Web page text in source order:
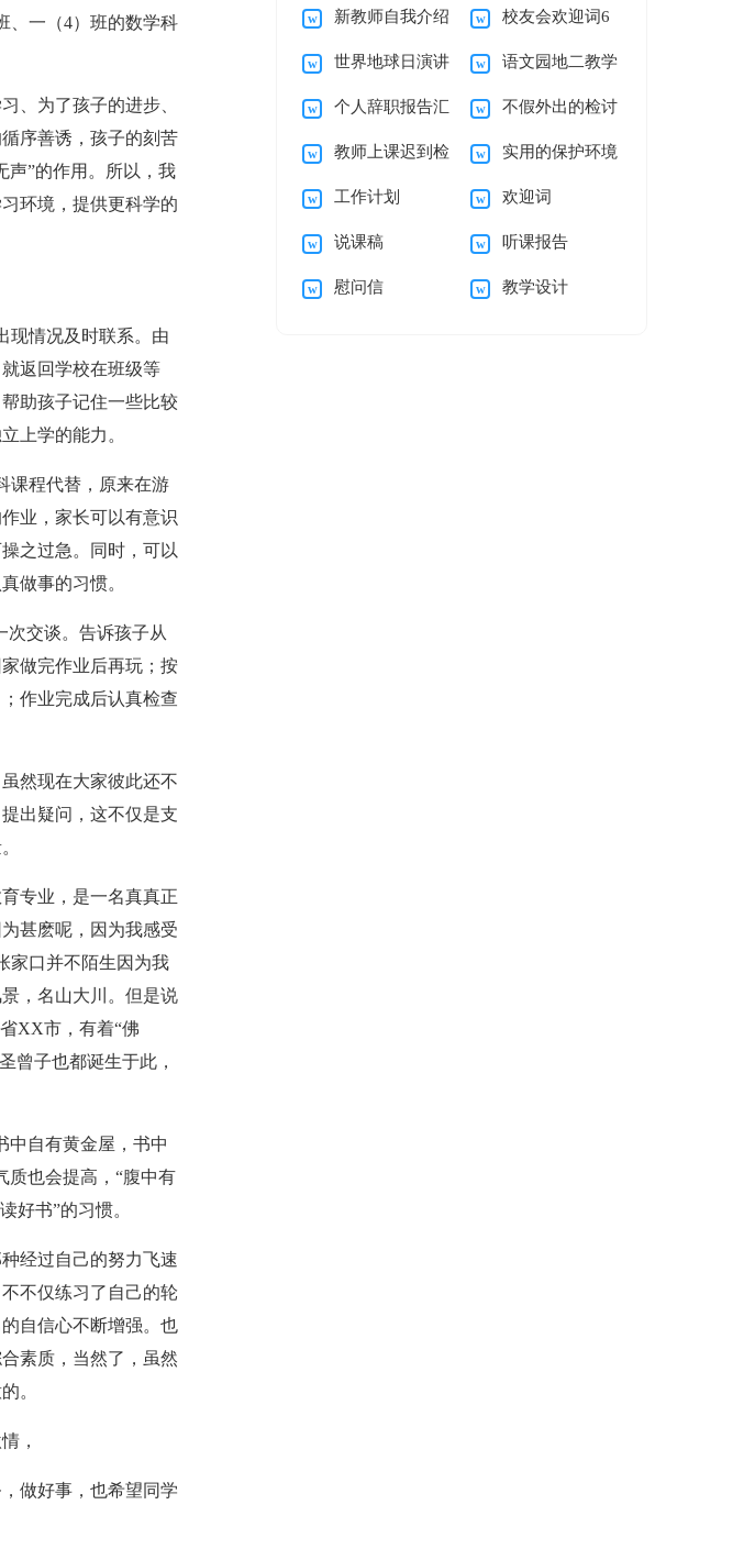
、一（4）班的数学科
、为了孩子的进步、
序善诱，孩子的刻苦
声”的作用。所以，我
环境，提供更科学的
现情况及时联系。由
返回学校在班级等
助孩子记住一些比较
上学的能力。
课程代替，原来在游
业，家长可以有意识
之过急。同时，可以
做事的习惯。
次交谈。告诉孩子从
做完作业后再玩；按
作业完成后认真检查
然现在大家彼此还不
出疑问，这不仅是支
专业，是一名真真正
甚麽呢，因为我感受
家口并不陌生因为我
，名山大川。但是说
XX市，有着“佛
曾子也都诞生于此，
中自有黄金屋，书中
质也会提高，“腹中有
好书”的习惯。
经过自己的努力飞速
不仅练习了自己的轮
自信心不断增强。也
素质，当然了，虽然
。
，
做好事，也希望同学
稿 效考核工作总结
新教师自我介绍
15篇
校友会欢迎词6
篇
世界地球日演讲
稿五篇
语文园地二教学
反思
个人辞职报告汇
编15篇
不假外出的检讨
书
教师上课迟到检
讨书锦集八篇
实用的保护环境
建议书作文汇总9篇
工作计划 欢迎词
说课稿 听课报告
慰问信 教学设计